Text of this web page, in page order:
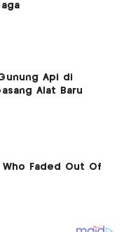
Api di
Alat Baru